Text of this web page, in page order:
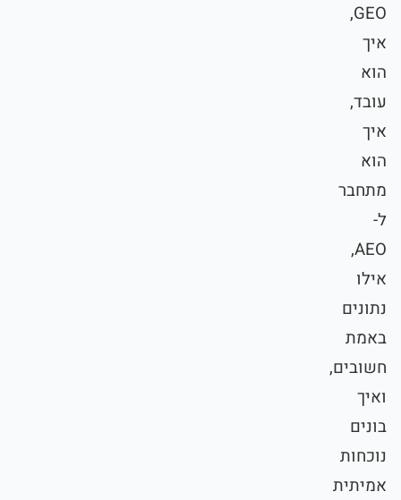
GEO,
איך
הוא
עובד,
איך
הוא
מתחבר
ל-
AEO,
אילו
נתונים
באמת
חשובים,
ואיך
בונים
נוכחות
אמיתית